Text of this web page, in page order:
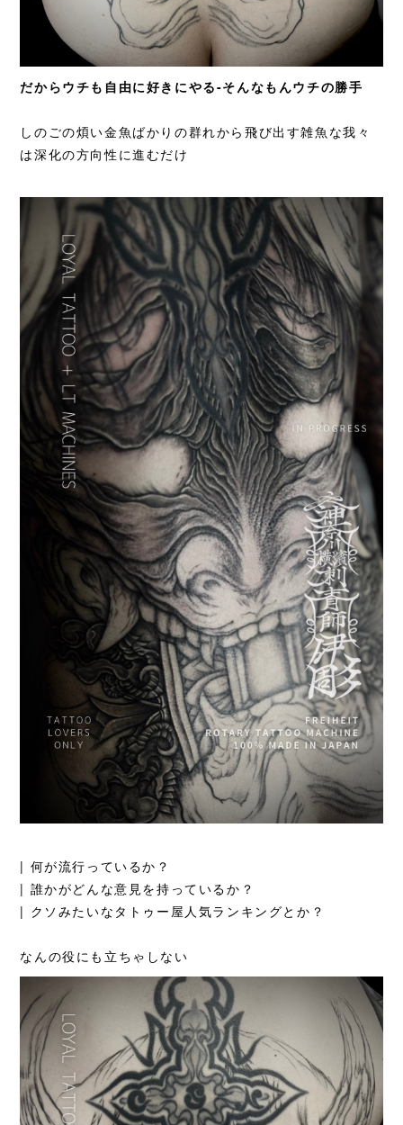
だからウチも自由に好きにやる-そんなもんウチの勝手
しのごの煩い金魚ばかりの群れから飛び出す雑魚な我々
は深化の方向性に進むだけ
| 何が流行っているか？
| 誰かがどんな意見を持っているか？
| クソみたいなタトゥー屋人気ランキングとか？
なんの役にも立ちゃしない